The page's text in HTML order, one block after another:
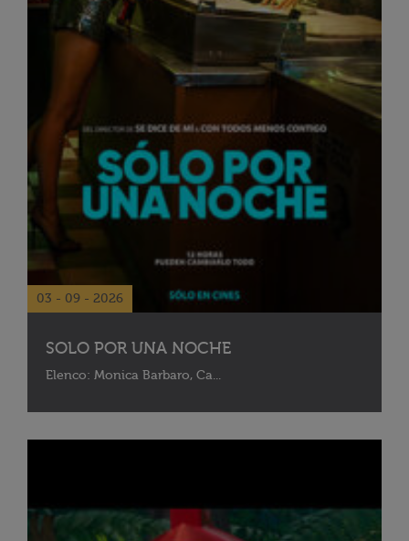
03 - 09 - 2026
SOLO POR UNA NOCHE
Elenco: Monica Barbaro, Ca...